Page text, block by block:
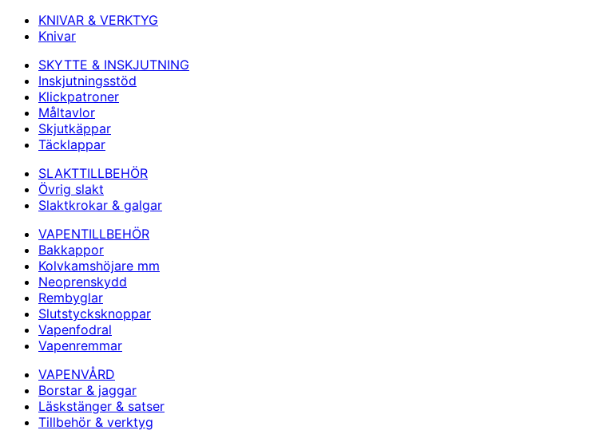
KNIVAR & VERKTYG
Knivar
SKYTTE & INSKJUTNING
Inskjutningsstöd
Klickpatroner
Måltavlor
Skjutkäppar
Täcklappar
SLAKTTILLBEHÖR
Övrig slakt
Slaktkrokar & galgar
VAPENTILLBEHÖR
Bakkappor
Kolvkamshöjare mm
Neoprenskydd
Rembyglar
Slutstycksknoppar
Vapenfodral
Vapenremmar
VAPENVÅRD
Borstar & jaggar
Läskstänger & satser
Tillbehör & verktyg